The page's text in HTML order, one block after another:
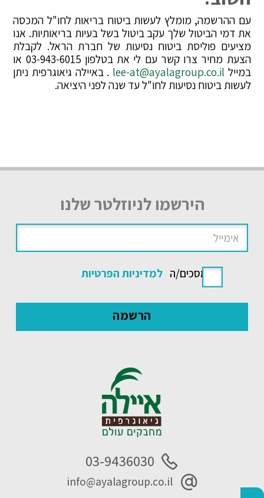
עם ההרשמה, מומלץ לעשות ביטוח בריאות לחו"ל המכסה
את דמי הביטול שלך עקב ביטול בשל בעיות בריאותיות. אנו
מציעים פוליסת ביטוח נסיעות של חברת הראל. לקבלת
הצעת מחיר צרו קשר עם לי את בטלפון 03-943-6015 או
במייל lee-at@ayalagroup.co.il . באיילה גיאוגרפית ניתן
לעשות ביטוח נסיעות לחו"ל עד שנה לפני היציאה.
הירשמו לניוזלטר שלנו
אני מסכים/ה למדיניות הפרטיות
03-9436030
info@ayalagroup.co.il